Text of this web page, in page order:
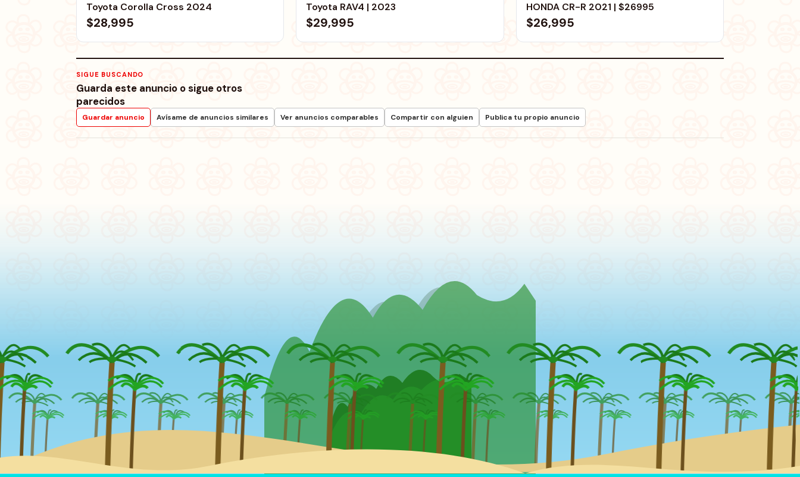
Toyota Corolla Cross 2024
$28,995
Toyota RAV4 | 2023
$29,995
HONDA CR-R 2021 | $26995
$26,995
SIGUE BUSCANDO
Guarda este anuncio o sigue otros
parecidos
Guardar anuncio Avísame de anuncios similares Ver anuncios comparables Compartir con alguien Publica tu propio anuncio